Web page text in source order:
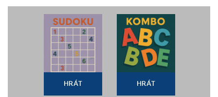
HRÁT HRÁT